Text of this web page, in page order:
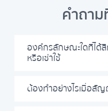
คำถา
องค์กรลักษณะใดที่ได้สิ
หรือเช่าใช้
ต้องทำอย่างไรเมื่อสั